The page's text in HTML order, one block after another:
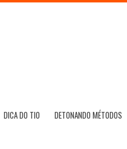
DICA DO TIO DETONANDO MÉTODOS